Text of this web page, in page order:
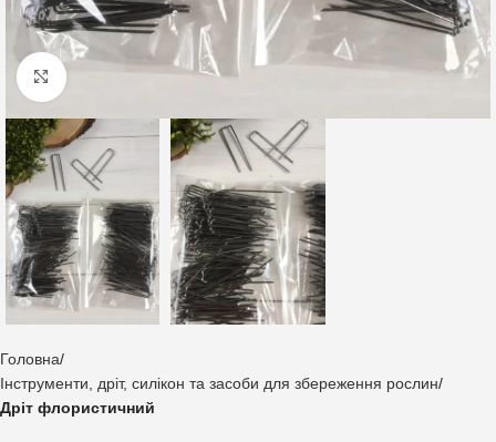
Клацніть, щоб збільшити
Головна
Інструменти, дріт, силікон та засоби для збереження рослин
Дріт флористичний